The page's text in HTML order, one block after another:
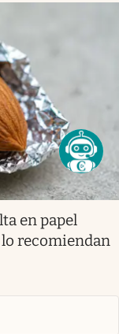
en papel
recomiendan